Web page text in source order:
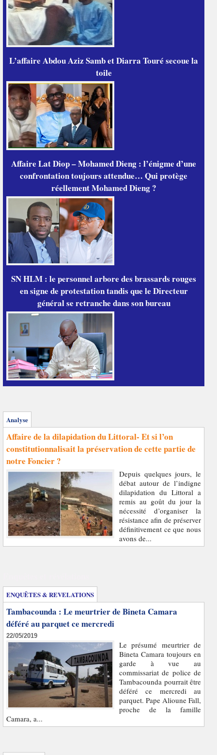
L’affaire Abdou Aziz Samb et Diarra Touré secoue la
toile
Affaire Lat Diop – Mohamed Dieng : l’énigme d’une
confrontation toujours attendue… Qui protège
réellement Mohamed Dieng ?
SN HLM : le personnel arbore des brassards rouges
en signe de protestation tandis que le Directeur
général se retranche dans son bureau
Analyse
Affaire de la dilapidation du Littoral- Et si l’on
constitutionnalisait la préservation de cette partie de
notre Foncier ?
Depuis quelques jours, le
débat autour de l’indigne
dilapidation du Littoral a
remis au goût du jour la
nécessité d’organiser la
résistance afin de préserver
définitivement ce que nous
avons de...
ENQUÊTES & REVELATIONS
Tambacounda : Le meurtrier de Bineta Camara
déféré au parquet ce mercredi
22/05/2019
Le présumé meurtrier de
Bineta Camara toujours en
garde à vue au
commissariat de police de
Tambacounda pourrait être
déféré ce mercredi au
parquet. Pape Alioune Fall,
proche de la famille
Camara, a...